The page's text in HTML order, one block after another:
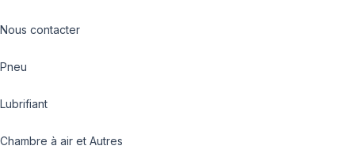
Nous contacter
Pneu
Lubrifiant
Chambre à air et Autres